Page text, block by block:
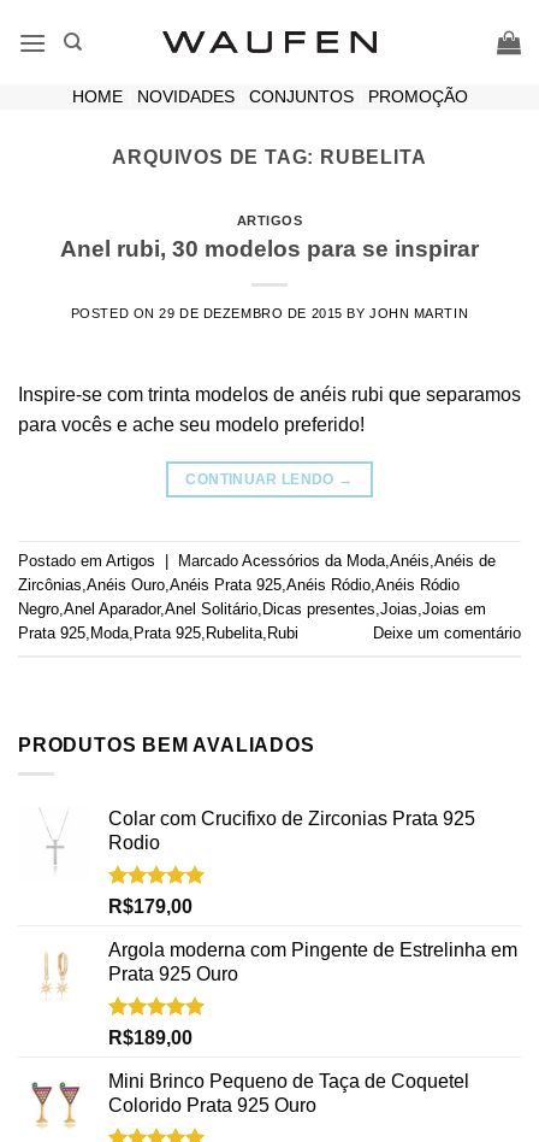
HOME| NOVIDADES| CONJUNTOS| PROMOÇÃO
ARQUIVOS DE TAG: RUBELITA
ARTIGOS
Anel rubi, 30 modelos para se inspirar
POSTED ON29 DE DEZEMBRO DE 2015 BY JOHN MARTIN
Inspire-se com trinta modelos de anéis rubi que separamos
para vocês e ache seu modelo preferido!
CONTINUAR LENDO →
Postado em Artigos Marcado Acessórios da Moda Anéis Anéis de
Zircônias Anéis Ouro Anéis Prata 925 Anéis Ródio Anéis Ródio
Negro Anel Aparador,Anel Solitário Dicas presentes Joias Joias em
Prata 925 Moda Prata 925 Rubelita Rubi Deixe um comentário
PRODUTOS BEM AVALIADOS
Colar com Crucifixo de Zirconias Prata 925
Rodio
Avaliação
R$179,00
Argola moderna com Pingente de Estrelinha em
Prata 925 Ouro
Avaliação
R$189,00
Mini Brinco Pequeno de Taça de Coquetel
Colorido Prata 925 Ouro